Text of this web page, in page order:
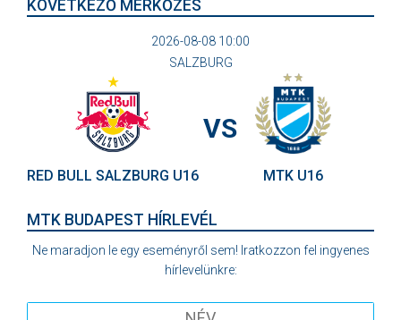
KÖVETKEZŐ MÉRKŐZÉS
2026-08-08 10:00
SALZBURG
RED BULL SALZBURG U16
VS
MTK U16
MTK BUDAPEST HÍRLEVÉL
Ne maradjon le egy eseményről sem! Iratkozzon fel ingyenes
hírlevelünkre: